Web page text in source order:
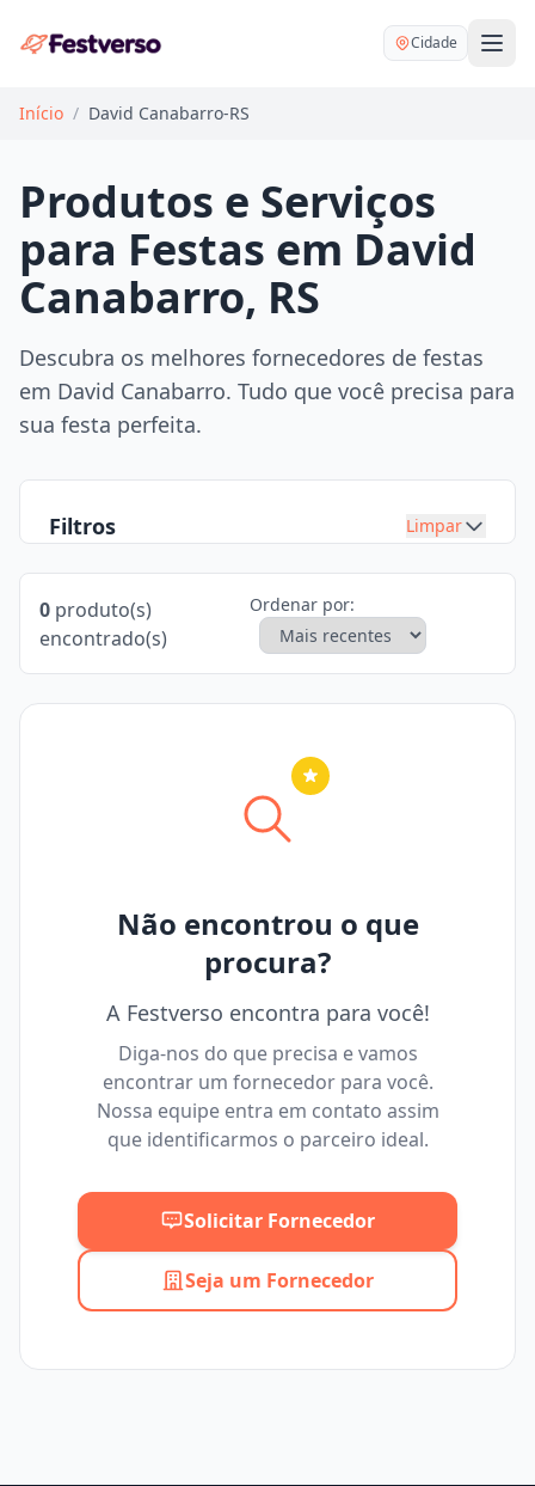
Cidade
Balões delivery
Decoração personalizada
Pegue e Monte
Festa na mesa
Mesas e cadeiras
Buffet
DJ
Início / David Canabarro-RS
Produtos e Serviços
para Festas em David
Canabarro, RS
Descubra os melhores fornecedores de festas
em David Canabarro. Tudo que você precisa para
sua festa perfeita.
Filtros Limpar
Máximo
0 produto(s)
encontrado(s)
Ordenar por:
Não encontrou o que
procura?
A Festverso encontra para você!
Diga-nos do que precisa e vamos
encontrar um fornecedor para você.
Nossa equipe entra em contato assim
que identificarmos o parceiro ideal.
Solicitar Fornecedor
Seja um Fornecedor